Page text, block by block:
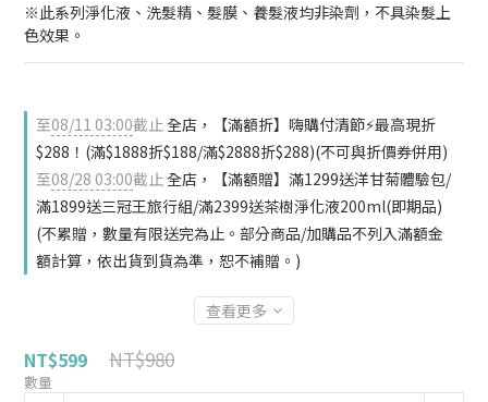
※此系列淨化液、洗髮精、髮膜、養髮液均非染劑，不具染髮上
色效果。
至08/11 03:00截止全店，【滿額折】嗨購付清節⚡最高現折
$288！(滿$1888折$188/滿$2888折$288)(不可與折價券併用)
至08/28 03:00截止全店，【滿額贈】滿1299送洋甘菊體驗包/
滿1899送三冠王旅行組/滿2399送茶樹淨化液200ml(即期品)
(不累贈，數量有限送完為止。部分商品/加購品不列入滿額金
額計算，依出貨到貨為準，恕不補贈。)
查看更多
NT$599 NT$980
數量